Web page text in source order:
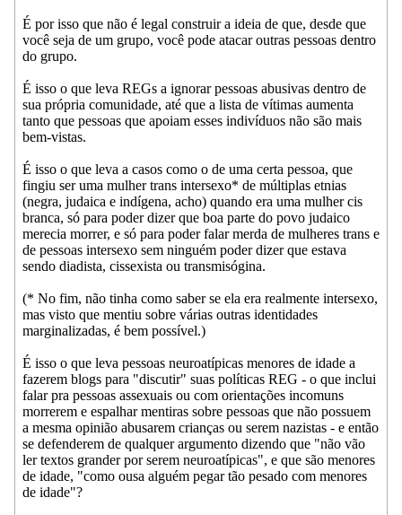
É por isso que não é legal construir a ideia de que, desde que
você seja de um grupo, você pode atacar outras pessoas dentro
do grupo.
É isso o que leva REGs a ignorar pessoas abusivas dentro de
sua própria comunidade, até que a lista de vítimas aumenta
tanto que pessoas que apoiam esses indivíduos não são mais
bem-vistas.
É isso o que leva a casos como o de uma certa pessoa, que
fingiu ser uma mulher trans intersexo* de múltiplas etnias
(negra, judaica e indígena, acho) quando era uma mulher cis
branca, só para poder dizer que boa parte do povo judaico
merecia morrer, e só para poder falar merda de mulheres trans e
de pessoas intersexo sem ninguém poder dizer que estava
sendo diadista, cissexista ou transmisógina.
(* No fim, não tinha como saber se ela era realmente intersexo,
mas visto que mentiu sobre várias outras identidades
marginalizadas, é bem possível.)
É isso o que leva pessoas neuroatípicas menores de idade a
fazerem blogs para "discutir" suas políticas REG - o que inclui
falar pra pessoas assexuais ou com orientações incomuns
morrerem e espalhar mentiras sobre pessoas que não possuem
a mesma opinião abusarem crianças ou serem nazistas - e então
se defenderem de qualquer argumento dizendo que "não vão
ler textos grander por serem neuroatípicas", e que são menores
de idade, "como ousa alguém pegar tão pesado com menores
de idade"?